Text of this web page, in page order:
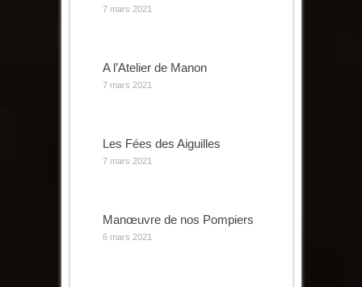
7 mars 2021
A l’Atelier de Manon
7 mars 2021
Les Fées des Aiguilles
7 mars 2021
Manœuvre de nos Pompiers
6 mars 2021